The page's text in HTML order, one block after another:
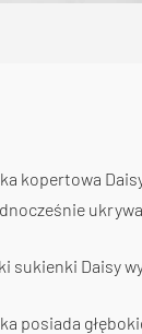
kopertowa
sukienki Daisy
posiada